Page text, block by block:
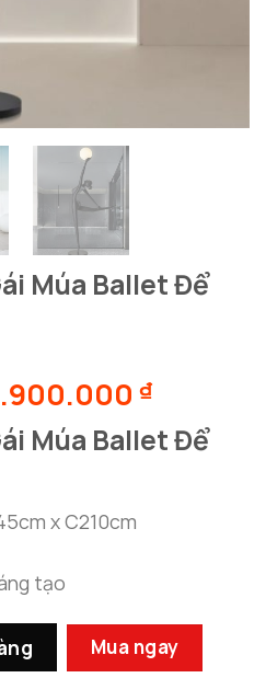
Múa Ballet Để
₫Giá
hiện
tại
Múa Ballet Để
x C210cm
tạo
Để Sàn số lượng
Mua ngay